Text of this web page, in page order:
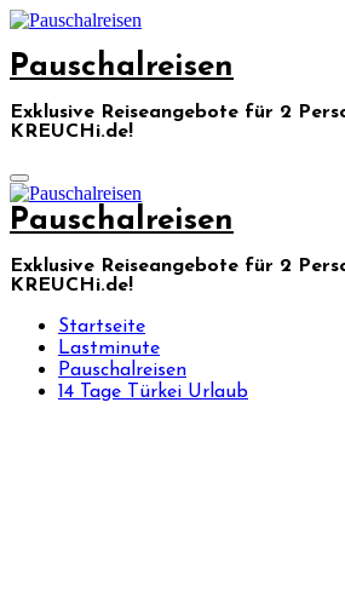
Skip
content
Pauschalreisen
Exklusive Reiseangebote für 2
KREUCHi.de!
Pauschalreisen
Exklusive Reiseangebote für 2
KREUCHi.de!
Startseite
Lastminute
Pauschalreisen
14 Tage Türkei Urlaub